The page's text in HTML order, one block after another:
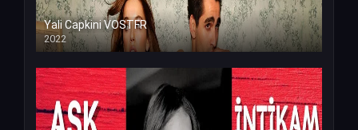
Yali Capkini VOSTFR
2022